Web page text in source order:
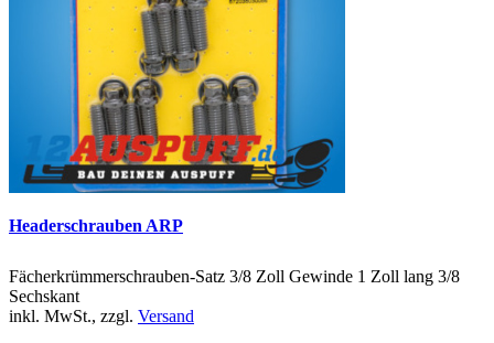
Headerschrauben ARP
Fächerkrümmerschrauben-Satz 3/8 Zoll Gewinde 1 Zoll lang 3/8
Sechskant
inkl. MwSt., zzgl. Versand